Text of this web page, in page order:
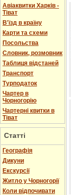
Авіаквитки Харків -
Тіват
В'їзд в країну
Карти та схеми
Посольства
Словник, розмовник
Таблиця відстаней
Транспорт
Турподаток
Чартер в
Чорногорію
Чартерні квитки в
Тіват
Статті
Географія
Дикуни
Екскурсії
Житло у Чорногорії
Коли відпочивати